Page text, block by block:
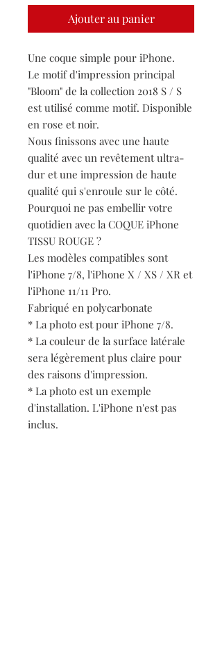
Ajouter au panier
Une coque simple pour iPhone.
Le motif d'impression principal
"Bloom" de la collection 2018 S / S
est utilisé comme motif. Disponible
en rose et noir.
Nous finissons avec une haute
qualité avec un revêtement ultra-
dur et une impression de haute
qualité qui s'enroule sur le côté.
Pourquoi ne pas embellir votre
quotidien avec la COQUE iPhone
TISSU ROUGE ?
Les modèles compatibles sont
l'iPhone 7/8, l'iPhone X / XS / XR et
l'iPhone 11/11 Pro.
Fabriqué en polycarbonate
* La photo est pour iPhone 7/8.
* La couleur de la surface latérale
sera légèrement plus claire pour
des raisons d'impression.
* La photo est un exemple
d'installation. L'iPhone n'est pas
inclus.